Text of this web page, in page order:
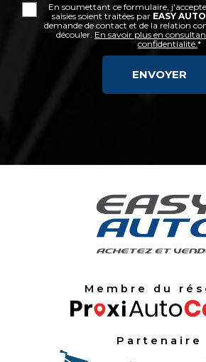
En soumettant ce formulaire,
saisies soient traitées par EASY AUTO
demande de contact et de la relation
découler. En savoir plus en
confidentialité. *
Membre du
Partenaire